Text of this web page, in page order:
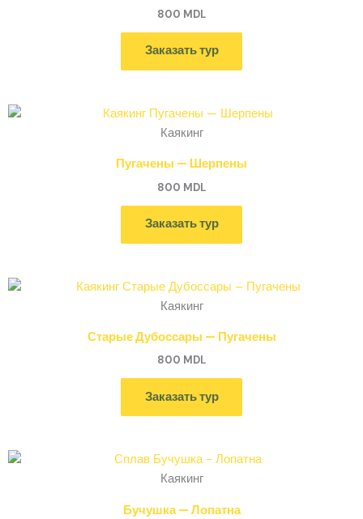
800 MDL
Заказать тур
Каякинг
Пугачены — Шерпены
800 MDL
Заказать тур
Каякинг
Старые Дубоссары — Пугачены
800 MDL
Заказать тур
Каякинг
Бучушка — Лопатна